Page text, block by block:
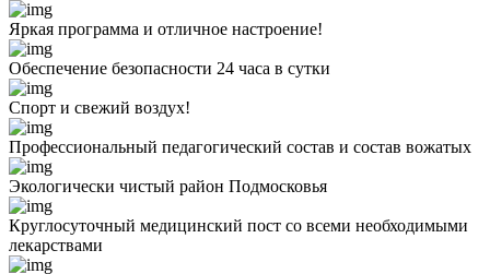
Яркая программа и отличное настроение!
Обеспечение безопасности 24 часа в сутки
Спорт и свежий воздух!
Профессиональный педагогический состав и состав вожатых
Экологически чистый район Подмосковья
Круглосуточный медицинский пост со всеми необходимыми
лекарствами